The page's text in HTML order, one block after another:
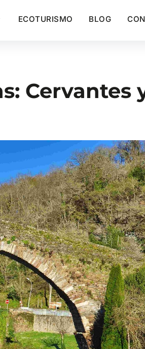
ECOTURISMO BLOG
Cervantes